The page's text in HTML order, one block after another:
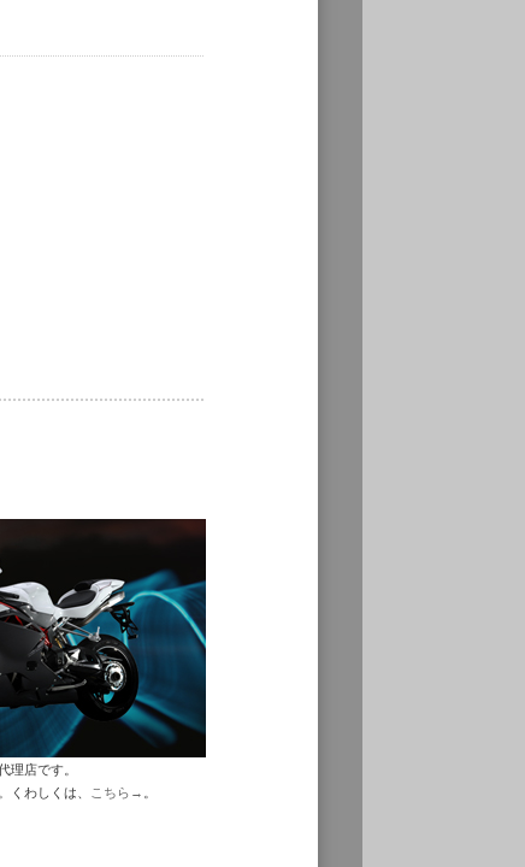
理店です。
わしくは、 こちら→ 。